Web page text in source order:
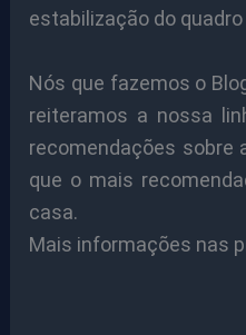
estabilização do
Nós que fazemos o
reiteramos a nossa
recomendações sobre
que o mais
casa.
Mais informações nas